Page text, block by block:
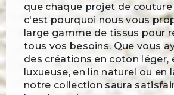
que chaque projet de
c'est pourquoi nous vous
large gamme de tissus pour
tous vos besoins. Que vous
des créations en coton léger,
luxueuse, en lin naturel ou en
notre collection saura